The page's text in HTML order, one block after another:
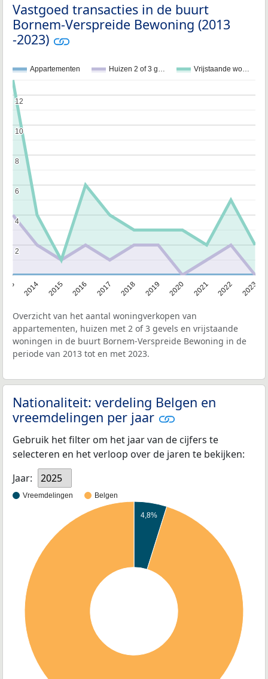
Vastgoed transacties in de buurt
Bornem-Verspreide Bewoning (2013
-2023)
Appartementen Huizen 2 of 3 g… Vrijstaande wo…
2014 2015 2016 2017 2018 2019 2020 2021 2022 2023
2
2
4
4
6
6
8
8
10
10
12
12
Overzicht van het aantal woningverkopen van
appartementen, huizen met 2 of 3 gevels en vrijstaande
woningen in de buurt Bornem-Verspreide Bewoning in de
periode van 2013 tot en met 2023.
Nationaliteit: verdeling Belgen en
vreemdelingen per jaar
Gebruik het filter om het jaar van de cijfers te
selecteren en het verloop over de jaren te bekijken:
Jaar:
2025
Vreemdelingen Belgen
4,8%